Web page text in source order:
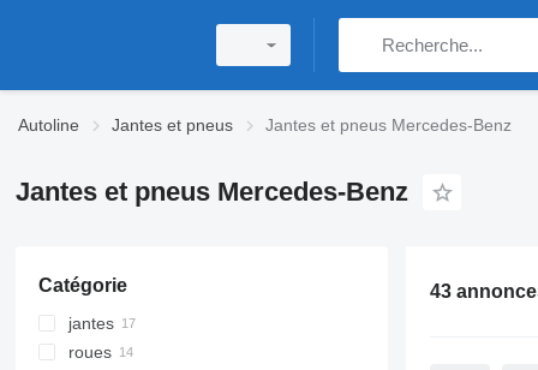
Autoline Jantes et pneus Jantes et pneus Mercedes-Benz
Jantes et pneus Mercedes-Benz
Catégorie
jantes
jantes de camion
roues
43